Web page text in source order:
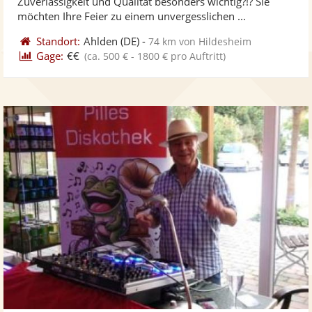
möchten Ihre Feier zu einem unvergesslichen ...
Standort: Ahlden (DE) -74 km von Hildesheim
Gage: €€ (ca. 500 € - 1800 € pro Auftritt)